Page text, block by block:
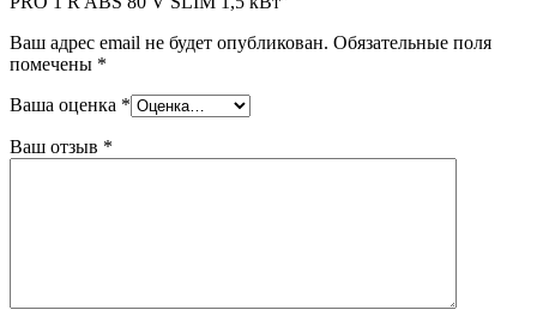
Ваш адрес email не будет опубликован. Обязательные поля
помечены *
Ваша оценка *
Ваш отзыв *